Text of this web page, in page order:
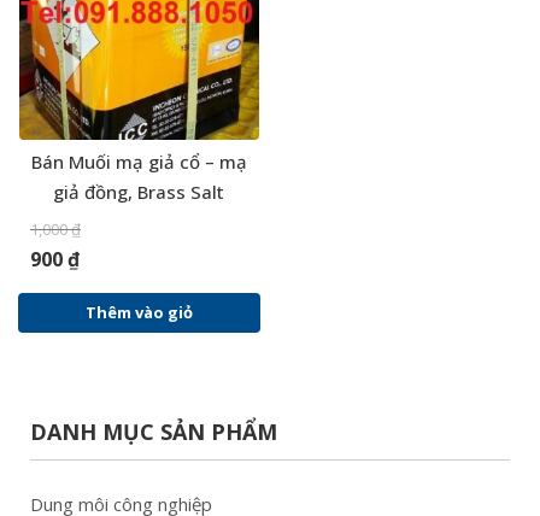
Bán Muối mạ giả cổ – mạ
giả đồng, Brass Salt
1,000₫
900₫
Thêm vào giỏ
DANH MỤC SẢN PHẨM
Dung môi công nghiệp